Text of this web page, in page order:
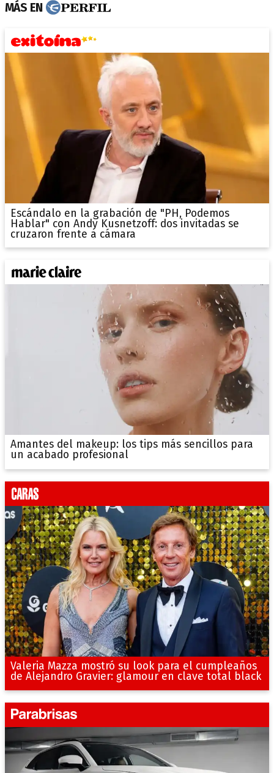
MÁS EN
Escándalo en la grabación de "PH, Podemos
Hablar" con Andy Kusnetzoff: dos invitadas se
cruzaron frente a cámara
Amantes del makeup: los tips más sencillos para
un acabado profesional
Valeria Mazza mostró su look para el cumpleaños
de Alejandro Gravier: glamour en clave total black